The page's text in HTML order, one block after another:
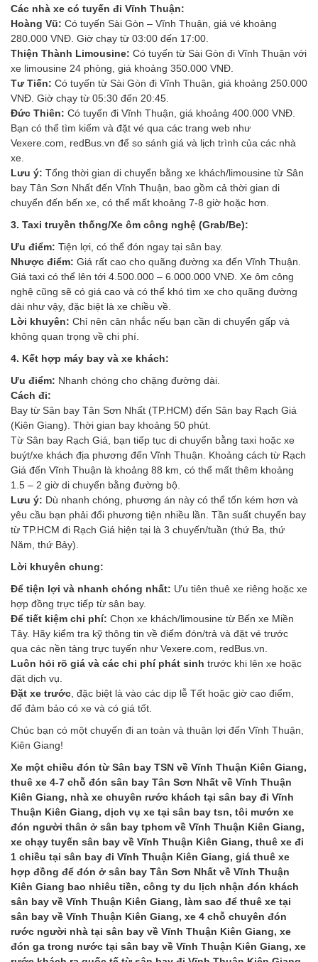
Các nhà xe có tuyến đi Vĩnh Thuận:
Hoàng Vũ: Có tuyến Sài Gòn – Vĩnh Thuận, giá vé khoảng
280.000 VNĐ. Giờ chạy từ 03:00 đến 17:00.
Thiện Thành Limousine: Có tuyến từ Sài Gòn đi Vĩnh Thuận với
xe limousine 24 phòng, giá khoảng 350.000 VNĐ.
Tư Tiến: Có tuyến từ Sài Gòn đi Vĩnh Thuận, giá khoảng 250.000
VNĐ. Giờ chạy từ 05:30 đến 20:45.
Đức Thiên: Có tuyến đi Vĩnh Thuận, giá khoảng 400.000 VNĐ.
Bạn có thể tìm kiếm và đặt vé qua các trang web như
Vexere.com, redBus.vn để so sánh giá và lịch trình của các nhà
xe.
Lưu ý: Tổng thời gian di chuyển bằng xe khách/limousine từ Sân
bay Tân Sơn Nhất đến Vĩnh Thuận, bao gồm cả thời gian di
chuyển đến bến xe, có thể mất khoảng 7-8 giờ hoặc hơn.
3. Taxi truyền thống/Xe ôm công nghệ (Grab/Be):
Ưu điểm: Tiện lợi, có thể đón ngay tại sân bay.
Nhược điểm: Giá rất cao cho quãng đường xa đến Vĩnh Thuận.
Giá taxi có thể lên tới 4.500.000 – 6.000.000 VNĐ. Xe ôm công
nghệ cũng sẽ có giá cao và có thể khó tìm xe cho quãng đường
dài như vậy, đặc biệt là xe chiều về.
Lời khuyên: Chỉ nên cân nhắc nếu bạn cần di chuyển gấp và
không quan trọng về chi phí.
4. Kết hợp máy bay và xe khách:
Ưu điểm: Nhanh chóng cho chặng đường dài.
Cách đi:
Bay từ Sân bay Tân Sơn Nhất (TP.HCM) đến Sân bay Rạch Giá
(Kiên Giang). Thời gian bay khoảng 50 phút.
Từ Sân bay Rạch Giá, bạn tiếp tục di chuyển bằng taxi hoặc xe
buýt/xe khách địa phương đến Vĩnh Thuận. Khoảng cách từ Rạch
Giá đến Vĩnh Thuận là khoảng 88 km, có thể mất thêm khoảng
1.5 – 2 giờ di chuyển bằng đường bộ.
Lưu ý: Dù nhanh chóng, phương án này có thể tốn kém hơn và
yêu cầu bạn phải đổi phương tiện nhiều lần. Tần suất chuyến bay
từ TP.HCM đi Rạch Giá hiện tại là 3 chuyến/tuần (thứ Ba, thứ
Năm, thứ Bảy).
Lời khuyên chung:
Để tiện lợi và nhanh chóng nhất: Ưu tiên thuê xe riêng hoặc xe
hợp đồng trực tiếp từ sân bay.
Để tiết kiệm chi phí: Chọn xe khách/limousine từ Bến xe Miền
Tây. Hãy kiểm tra kỹ thông tin về điểm đón/trả và đặt vé trước
qua các nền tảng trực tuyến như Vexere.com, redBus.vn.
Luôn hỏi rõ giá và các chi phí phát sinh trước khi lên xe hoặc
đặt dịch vụ.
Đặt xe trước , đặc biệt là vào các dịp lễ Tết hoặc giờ cao điểm,
để đảm bảo có xe và có giá tốt.
Chúc bạn có một chuyến đi an toàn và thuận lợi đến Vĩnh Thuận,
Kiên Giang!
Xe một chiều đón từ Sân bay TSN về Vĩnh Thuận Kiên Giang,
thuê xe 4-7 chỗ đón sân bay Tân Sơn Nhất về Vĩnh Thuận
Kiên Giang, nhà xe chuyên rước khách tại sân bay đi Vĩnh
Thuận Kiên Giang, dịch vụ xe tại sân bay tsn, tôi mướn xe
đón người thân ở sân bay tphcm về Vĩnh Thuận Kiên Giang,
xe chạy tuyến sân bay về Vĩnh Thuận Kiên Giang, thuê xe đi
1 chiều tại sân bay đi Vĩnh Thuận Kiên Giang, giá thuê xe
hợp đồng để đón ở sân bay Tân Sơn Nhất về Vĩnh Thuận
Kiên Giang bao nhiêu tiền, công ty du lịch nhận đón khách
sân bay về Vĩnh Thuận Kiên Giang, làm sao để thuê xe tại
sân bay về Vĩnh Thuận Kiên Giang, xe 4 chỗ chuyên đón
rước người nhà tại sân bay về Vĩnh Thuận Kiên Giang, xe
đón ga trong nước tại sân bay về Vĩnh Thuận Kiên Giang, xe